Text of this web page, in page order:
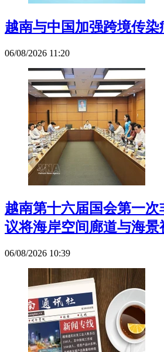
越南与中国加强跨境传染
06/08/2026 11:20
越南第十六届国会第一
议将海岸空间廊道与海景
06/08/2026 10:39